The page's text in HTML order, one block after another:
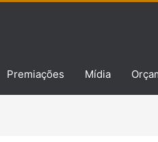
Premiações Mídia